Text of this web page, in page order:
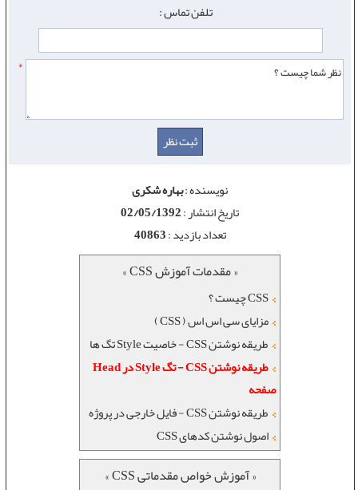
تلفن تماس :
*
نویسنده :بهاره شکری
تاریخ انتشار :02/05/1392
تعداد بازدید :40863
« مقدمات آموزش CSS »
CSS چیست ؟
مزایای سی اس اس ( CSS )
طریقه نوشتن CSS - خاصیت Style تگ ها
طریقه نوشتن CSS - تگ Style در Head
صفحه
طریقه نوشتن CSS - فایل خارجی در پروژه
اصول نوشتن کدهای CSS
« آموزش خواص مقدماتی CSS »